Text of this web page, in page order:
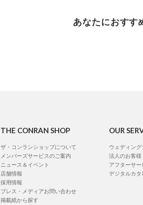
あなたにおすす
THE CONRAN SHOP
ザ・コンランショップについて
メンバーズサービスのご案内
ニュース＆イベント
店舗情報
採用情報
プレス・メディアお問い合わせ
掲載紙から探す
OUR
ウェディング
法人のお客様
アフターサ
デジタルカタ